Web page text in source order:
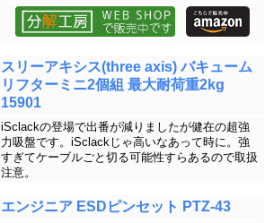
スリーアキシス(three axis) バキューム
リフターミニ2個組 最大耐荷重2kg
15901
iSclackの登場で出番が減りましたが健在の超強
力吸盤です。iSclackじゃ高いなあって時に。強
すぎてケーブルごと切る可能性すらあるので取扱
注意。
エンジニア ESDピンセット PTZ-43